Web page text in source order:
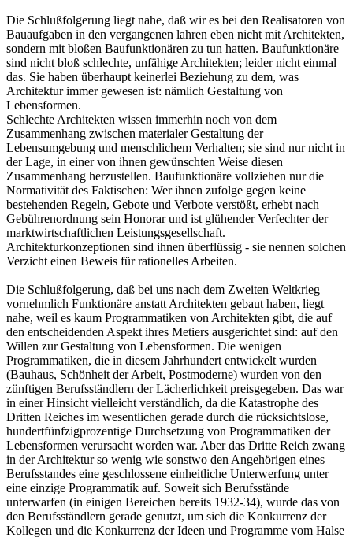
Die Schlußfolgerung liegt nahe, daß wir es bei den Realisatoren von
Bauaufgaben in den vergangenen lahren eben nicht mit Architekten,
sondern mit bloßen Baufunktionären zu tun hatten. Baufunktionäre
sind nicht bloß schlechte, unfähige Architekten; leider nicht einmal
das. Sie haben überhaupt keinerlei Beziehung zu dem, was
Architektur immer gewesen ist: nämlich Gestaltung von
Lebensformen.
Schlechte Architekten wissen immerhin noch von dem
Zusammenhang zwischen materialer Gestaltung der
Lebensumgebung und menschlichem Verhalten; sie sind nur nicht in
der Lage, in einer von ihnen gewünschten Weise diesen
Zusammenhang herzustellen. Baufunktionäre vollziehen nur die
Normativität des Faktischen: Wer ihnen zufolge gegen keine
bestehenden Regeln, Gebote und Verbote verstößt, erhebt nach
Gebührenordnung sein Honorar und ist glühender Verfechter der
marktwirtschaftlichen Leistungsgesellschaft.
Architekturkonzeptionen sind ihnen überflüssig - sie nennen solchen
Verzicht einen Beweis für rationelles Arbeiten.
Die Schlußfolgerung, daß bei uns nach dem Zweiten Weltkrieg
vornehmlich Funktionäre anstatt Architekten gebaut haben, liegt
nahe, weil es kaum Programmatiken von Architekten gibt, die auf
den entscheidenden Aspekt ihres Metiers ausgerichtet sind: auf den
Willen zur Gestaltung von Lebensformen. Die wenigen
Programmatiken, die in diesem Jahrhundert entwickelt wurden
(Bauhaus, Schönheit der Arbeit, Postmoderne) wurden von den
zünftigen Berufsständlern der Lächerlichkeit preisgegeben. Das war
in einer Hinsicht vielleicht verständlich, da die Katastrophe des
Dritten Reiches im wesentlichen gerade durch die rücksichtslose,
hundertfünfzigprozentige Durchsetzung von Programmatiken der
Lebensformen verursacht worden war. Aber das Dritte Reich zwang
in der Architektur so wenig wie sonstwo den Angehörigen eines
Berufsstandes eine geschlossene einheitliche Unterwerfung unter
eine einzige Programmatik auf. Soweit sich Berufsstände
unterwarfen (in einigen Bereichen bereits 1932-34), wurde das von
den Berufsständlern gerade genutzt, um sich die Konkurrenz der
Kollegen und die Konkurrenz der Ideen und Programme vom Halse